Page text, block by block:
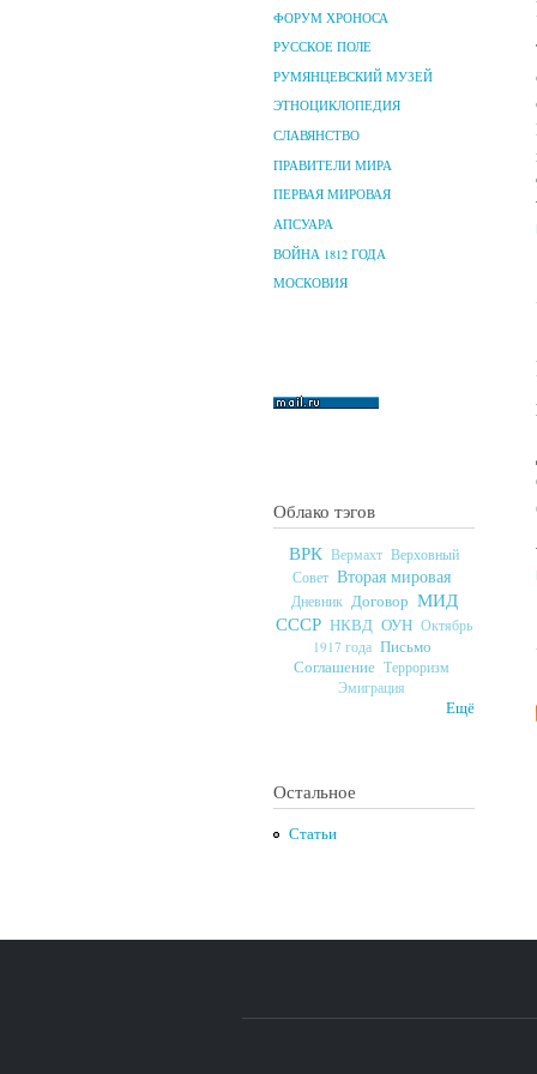
ФОРУМ ХРОНОСА
РУССКОЕ ПОЛЕ
РУМЯНЦЕВСКИЙ МУЗЕЙ
ЭТНОЦИКЛОПЕДИЯ
СЛАВЯНСТВО
ПРАВИТЕЛИ МИРА
ПЕРВАЯ МИРОВАЯ
АПСУАРА
ВОЙНА 1812 ГОДА
МОСКОВИЯ
Облако тэгов
ВРК Вермахт Верховный
Совет Вторая мировая
Дневник Договор МИД
СССР НКВД ОУН Октябрь
1917 года Письмо
Соглашение Терроризм
Эмиграция
Ещё
Остальное
Статьи